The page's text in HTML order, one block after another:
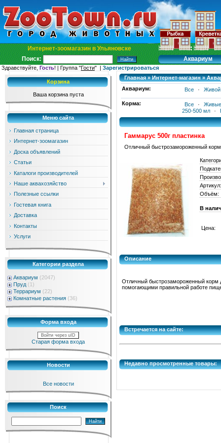
Интернет-зоомагазин в Ульяновске
Поиск:
Аквариум
Здравствуйте, Гость! | Группа "Гости" | Зарегистрироваться
Корзина
Ваша корзина пуста
Меню сайта
Главная страница
Интернет-зоомагазин
Доска объявлений
Статьи
Каталоги производителей
Наше аквахозяйство
Полезные ссылки
Гостевая книга
Доставка
Контакты
Услуги
Категории раздела
Аквариум (2047)
Пруд (1)
Террариум (22)
Комнатные растения (36)
Форма входа
Войти через uID
Старая форма входа
Новости
Все новости
Поиск
Главная » Интернет-магазин »
Аквариум:
Все · Живой
Корма: Все ·
250-500 мл
·
Гаммарус 500г пластинка
Отличный быстрозамороженный
Артикул:
Объём:
В
Цена:
Описание
Отличный быстрозамороженный корм
помогающими правильной работе
Встречается на сайте:
Недавно просмотренные товары: